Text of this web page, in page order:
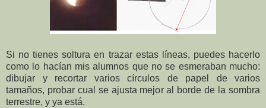
Si no tienes soltura en trazar estas líneas, puedes hacerlo
como lo hacían mis alumnos que no se esmeraban mucho:
dibujar y recortar varios círculos de papel de varios
tamaños, probar cual se ajusta mejor al borde de la sombra
terrestre, y ya está.